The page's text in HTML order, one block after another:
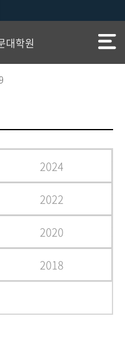
대학원
2024
2022
2020
2018